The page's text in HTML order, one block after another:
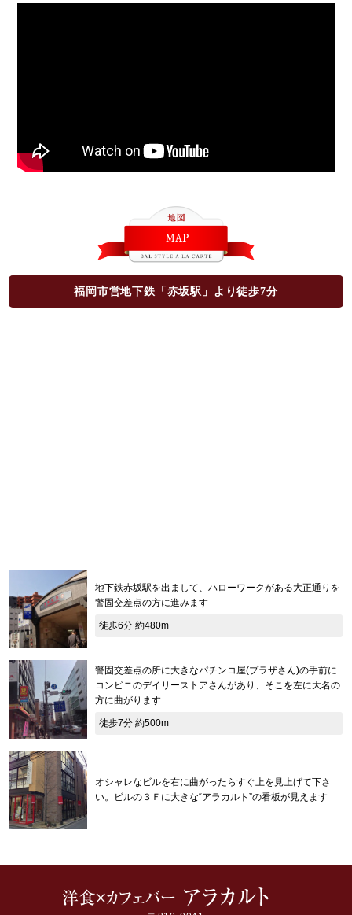
福岡市営地下鉄「赤坂駅」より徒歩7分
地下鉄赤坂駅を出まして、ハローワークがある大正通りを
警固交差点の方に進みます
徒歩6分 約480m
警固交差点の所に大きなパチンコ屋(プラザさん)の手前に
コンビニのデイリーストアさんがあり、そこを左に大名の
方に曲がります
徒歩7分 約500m
オシャレなビルを右に曲がったらすぐ上を見上げて下さ
い。ビルの３Ｆに大きな“アラカルト”の看板が見えます